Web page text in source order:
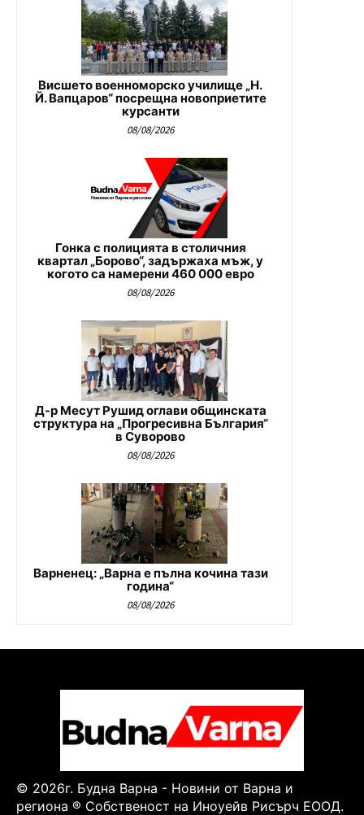
Висшето военноморско училище „Н.
Й. Вапцаров“ посрещна новоприетите
курсанти
08/08/2026
Гонка с полицията в столичния
квартал „Борово“, задържаха мъж, у
когото са намерени 460 000 евро
08/08/2026
Д-р Месут Рушид оглави общинската
структура на „Прогресивна България“
в Суворово
08/08/2026
Варненец: „Варна е пълна кочина тази
година“
08/08/2026
© 2026г. Будна Варна - Новини от Варна и
региона ® Собственост на Иноуейв Рисърч ЕООД.